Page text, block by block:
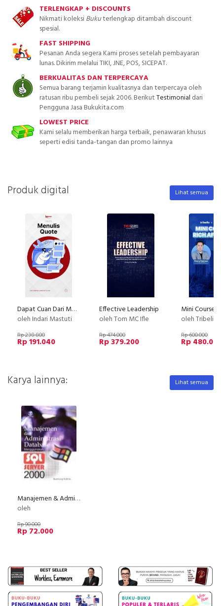
TERLENGKAP + DISCOUNTS
Nikmati koleksiBukuterlengkap ditambah discount
spesial.
FAST SHIPPING
Pesanan Anda segera Kami proses setelah pembayaran
lunas. Dikirim melalui TIKI, JNE, POS, SICEPAT.
BERKUALITAS DAN TERPERCAYA
Semua barang terjamin kualitasnya dan terpercaya oleh
ratusan ribu pembeli sejak 2006. BerikutTestimonial dari
Pengguna Jasa Bukukita.com
LOWEST PRICE
Kami selalu memberikan harga terbaik, penawaran khusus
seperti edisi tanda-tangan dan promo lainnya
Produk digital Lihat semua
Dapat Cuan Dari Menulis Quote
oleh Indari Mastuti
Rp 238.800
Rp 191.040
Effective Leadership
oleh Tom MC Ifle
Rp 474.000
Rp 379.200
oleh Tribelio X
Rp 600.000
Rp
Karya lainnya: Lihat semua
Manajemen & Administrasi Database Menggunakan SQL Server 2000
oleh
Rp 90.000
Rp 72.000